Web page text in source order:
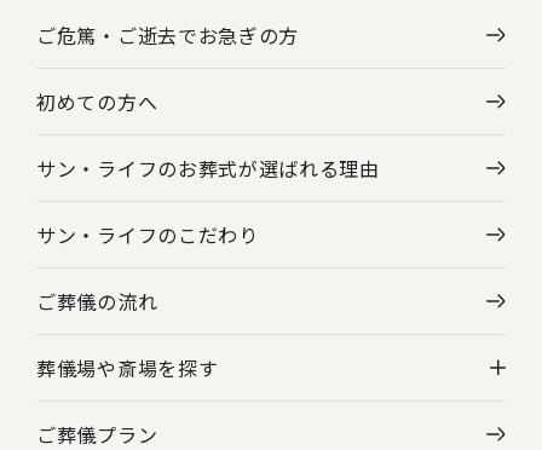
ご危篤・ご逝去でお急ぎの方
初めての方へ
サン・ライフのお葬式が選ばれる理由
サン・ライフのこだわり
ご葬儀の流れ
葬儀場や斎場を探す
神奈川県の葬儀場・斎場一覧
ご葬儀プラン